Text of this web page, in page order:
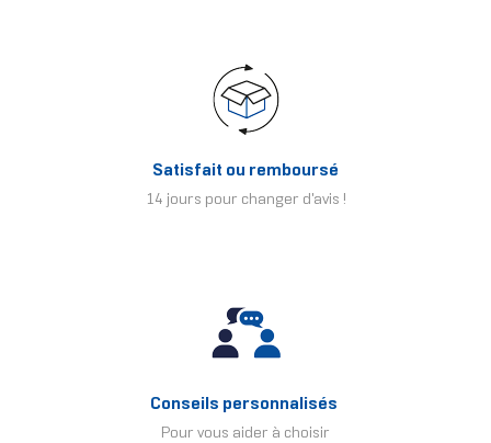
Satisfait ou remboursé
14 jours pour changer d'avis !
Conseils personnalisés
Pour vous aider à choisir